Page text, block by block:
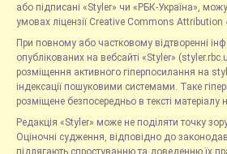
або підписані «Styler» чи «РБК-Україна»,
умовах ліцензії Creative Commons
При повному або частковому відтворенні
опублікованих на вебсайті «Styler»
розміщення активного гіперпосилання на
індексації пошуковими системами. Таке
розміщене безпосередньо в тексті матеріалу
Редакція «Styler» може не поділяти точку
Оціночні судження, відповідно до